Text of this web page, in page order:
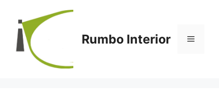
contenido
Rumbo Interior Menú